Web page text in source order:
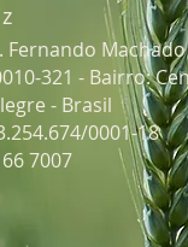
Fernando
321 - Bairro:
- Brasil
0001-18
7007